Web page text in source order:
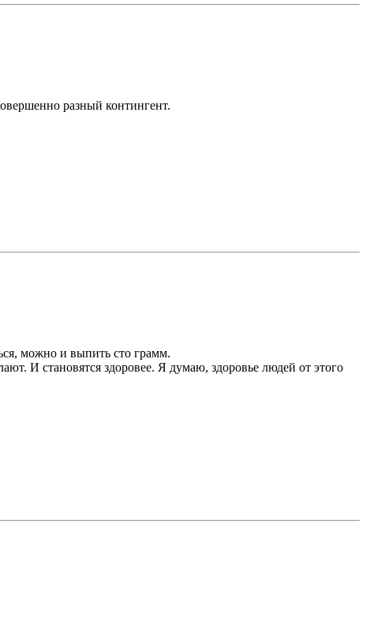
разный контингент.
можно и выпить сто грамм.
И становятся здоровее. Я думаю, здоровье людей от этого